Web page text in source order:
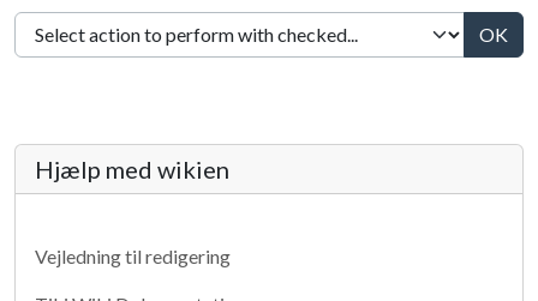
OK
More content and functionality
Hjælp med wikien
Vejledning til redigering